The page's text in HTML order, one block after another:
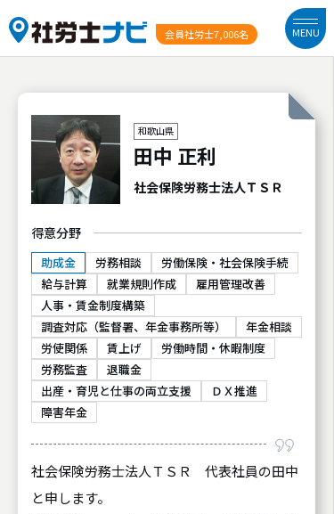
会員社労士7,006名 MENU
和歌山県
田中 正利
社会保険労務士法人ＴＳＲ
得意分野
助成金 労務相談
労働保険・社会保険手続
給与計算
就業規則作成
雇用管理改善
人事・賃金制度構築
調査対応（監督署、年金事務所等）
年金相談
労使関係
賃上げ
労働時間・休暇制度
労務監査
退職金
出産・育児と仕事の両立支援
ＤＸ推進
障害年金
社会保険労務士法人ＴＳＲ 代表社員の田中
と申します。